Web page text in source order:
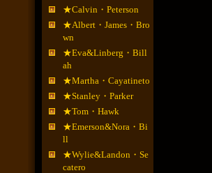
★Calvin・Peterson
★Albert・James・Bro
wn
★Eva&Linberg・Bill
ah
★Martha・Cayatineto
★Stanley・Parker
★Tom・Hawk
★Emerson&Nora・Bi
ll
★Wylie&Landon・Se
catero